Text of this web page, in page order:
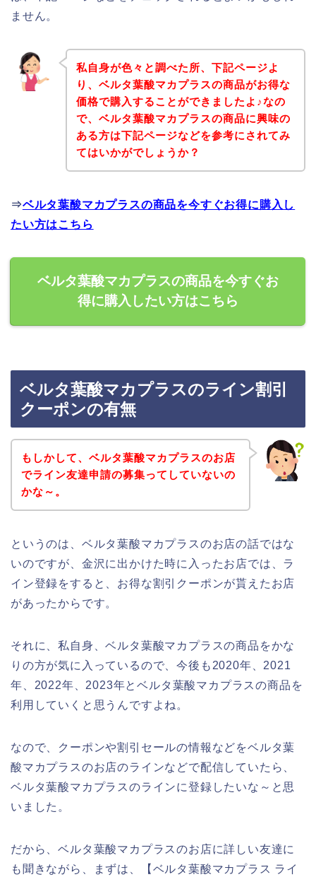
ません。
私自身が色々と調べた所、下記ページよ
り、ベルタ葉酸マカプラスの商品がお得な
価格で購入することができましたよ♪なの
で、ベルタ葉酸マカプラスの商品に興味の
ある方は下記ページなどを参考にされてみ
てはいかがでしょうか？
⇒ベルタ葉酸マカプラスの商品を今すぐお得に購入し
たい方はこちら
ベルタ葉酸マカプラスの商品を今すぐお
得に購入したい方はこちら
ベルタ葉酸マカプラスのライン割引
クーポンの有無
もしかして、ベルタ葉酸マカプラスのお店
でライン友達申請の募集ってしていないの
かな～。
というのは、ベルタ葉酸マカプラスのお店の話ではな
いのですが、金沢に出かけた時に入ったお店では、ラ
イン登録をすると、お得な割引クーポンが貰えたお店
があったからです。
それに、私自身、ベルタ葉酸マカプラスの商品をかな
りの方が気に入っているので、今後も2020年、2021
年、2022年、2023年とベルタ葉酸マカプラスの商品を
利用していくと思うんですよね。
なので、クーポンや割引セールの情報などをベルタ葉
酸マカプラスのお店のラインなどで配信していたら、
ベルタ葉酸マカプラスのラインに登録したいな～と思
いました。
だから、ベルタ葉酸マカプラスのお店に詳しい友達に
も聞きながら、まずは、【ベルタ葉酸マカプラス ライ